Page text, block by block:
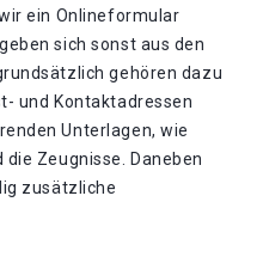
ein Onlineformular
sich sonst aus den
gehören dazu
und Kontaktadressen
Unterlagen, wie
Zeugnisse. Daneben
zusätzliche